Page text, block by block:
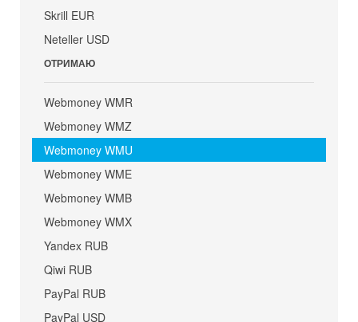
Skrill EUR
Neteller USD
ОТРИМАЮ
Webmoney WMR
Webmoney WMZ
Webmoney WMU
Webmoney WME
Webmoney WMB
Webmoney WMX
Yandex RUB
Qiwi RUB
PayPal RUB
PayPal USD